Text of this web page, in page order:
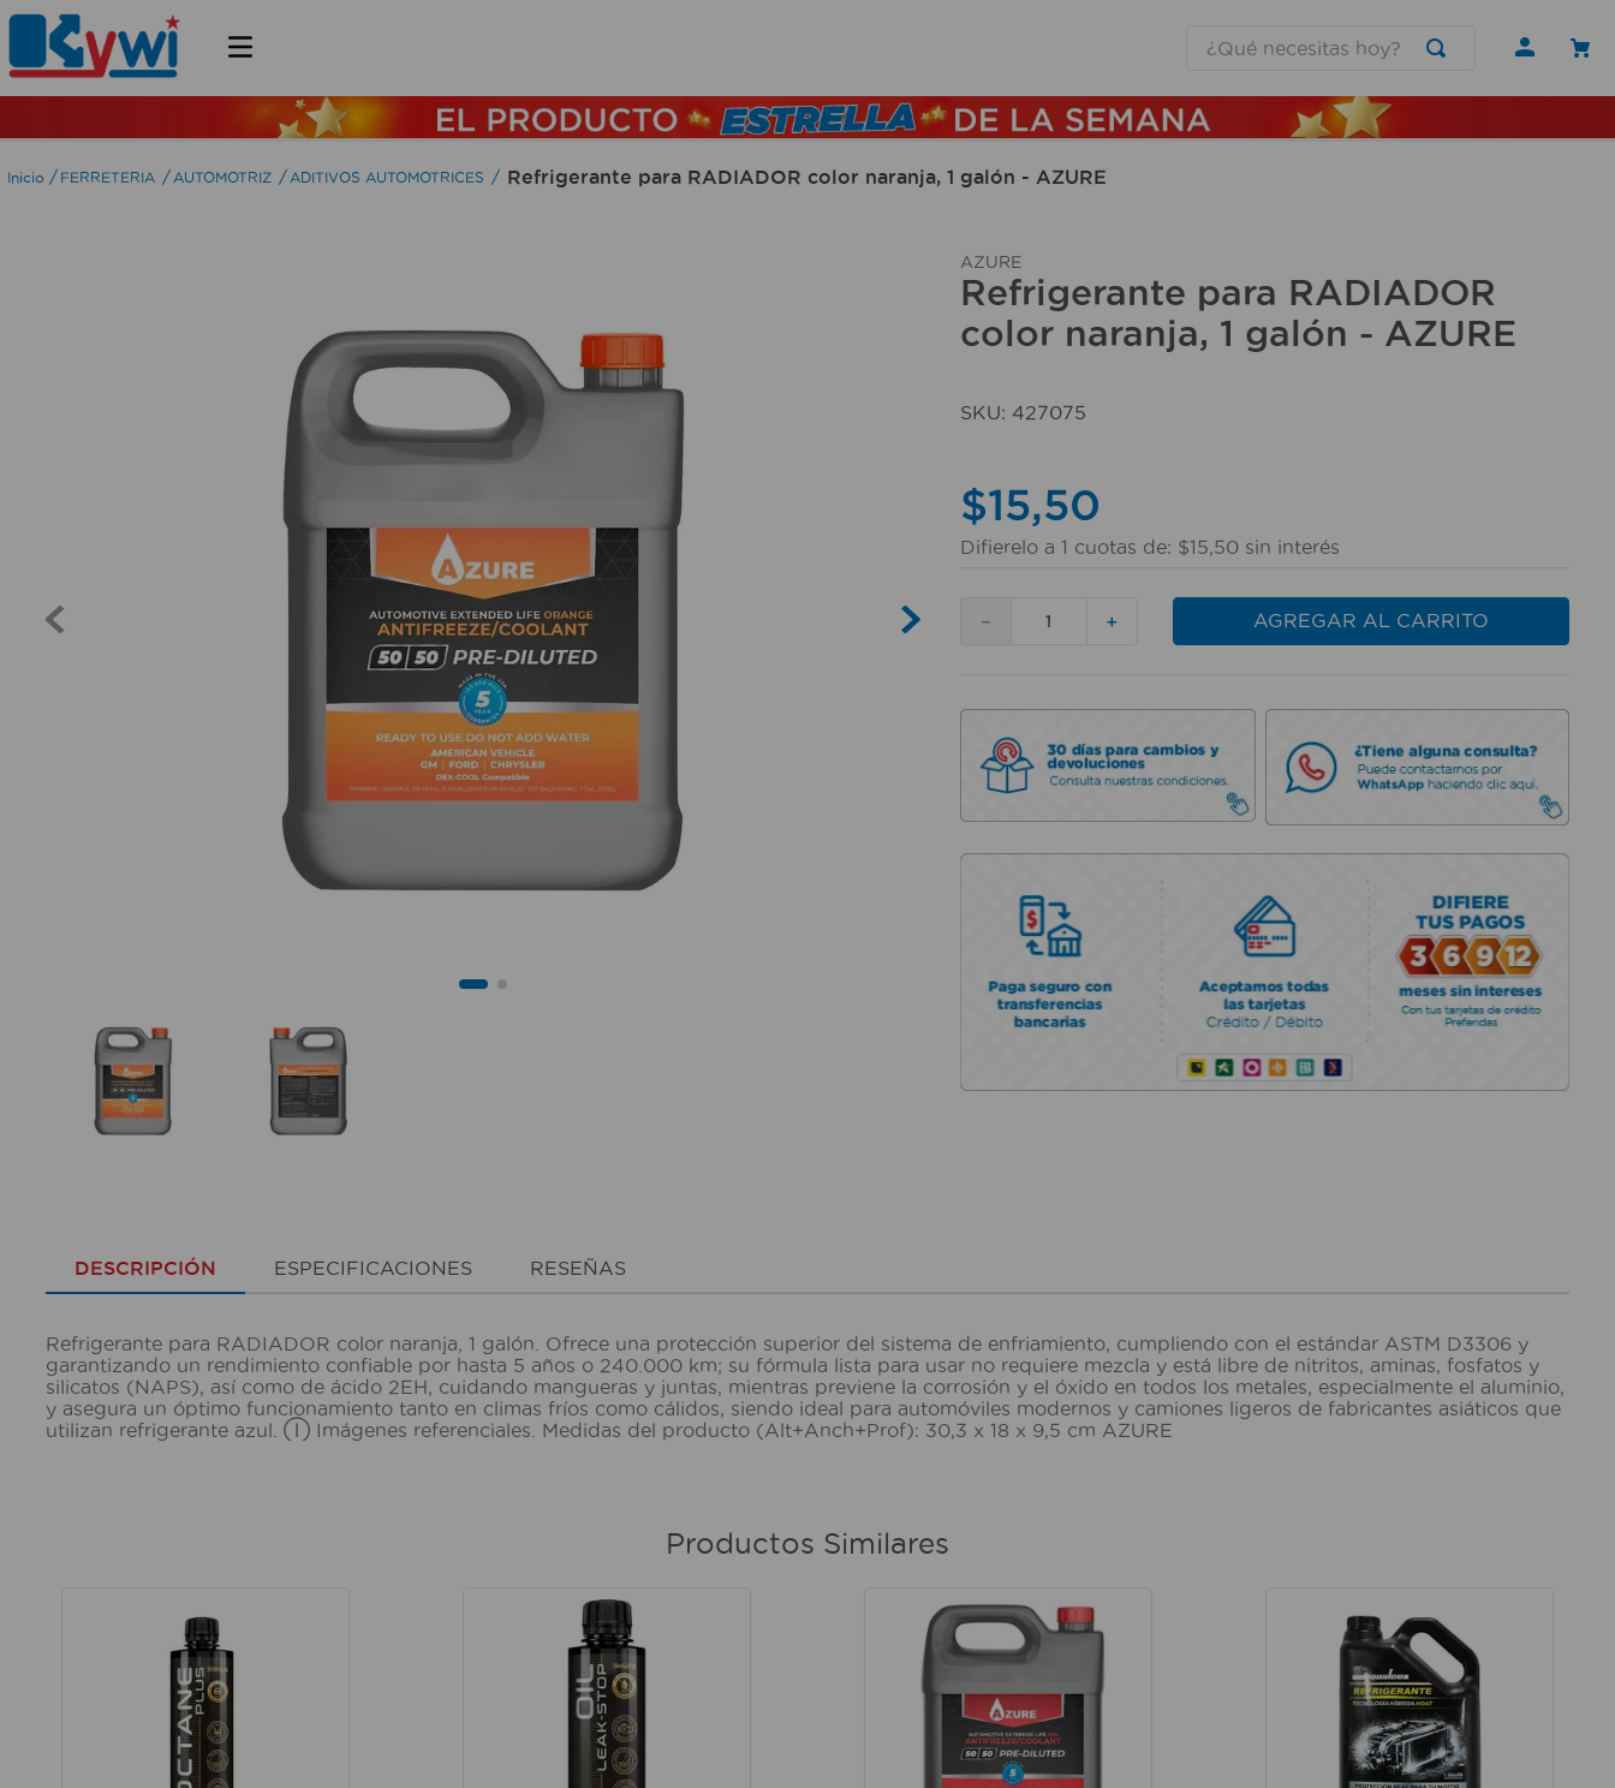
FERRETERIA AUTOMOTRIZ ADITIVOS AUTOMOTRICES Refrigerante para RADIADOR color naranja, 1 galón - AZURE
AZURE
Refrigerante para RADIADOR
color naranja, 1 galón - AZURE
SKU: 427075
$15,50
Difierelo a 1 cuotas de: $15,50sin interés
＋
－ AGREGAR AL CARRITO
DESCRIPCIÓN ESPECIFICACIONES RESEÑAS
Refrigerante para RADIADOR color naranja, 1 galón. Ofrece una protección superior del sistema de enfriamiento, cumpliendo con el estándar ASTM D3306 y
garantizando un rendimiento confiable por hasta 5 años o 240.000 km; su fórmula lista para usar no requiere mezcla y está libre de nitritos, aminas, fosfatos y
silicatos (NAPS), así como de ácido 2EH, cuidando mangueras y juntas, mientras previene la corrosión y el óxido en todos los metales, especialmente el aluminio,
y asegura un óptimo funcionamiento tanto en climas fríos como cálidos, siendo ideal para automóviles modernos y camiones ligeros de fabricantes asiáticos que
utilizan refrigerante azul. Ⓘ Imágenes referenciales. Medidas del producto (Alt+Anch+Prof): 30,3 x 18 x 9,5 cm AZURE
Productos Similares
TÉRMINOS MÁS BUSCADOS
1.
lamparas
2.
ducha